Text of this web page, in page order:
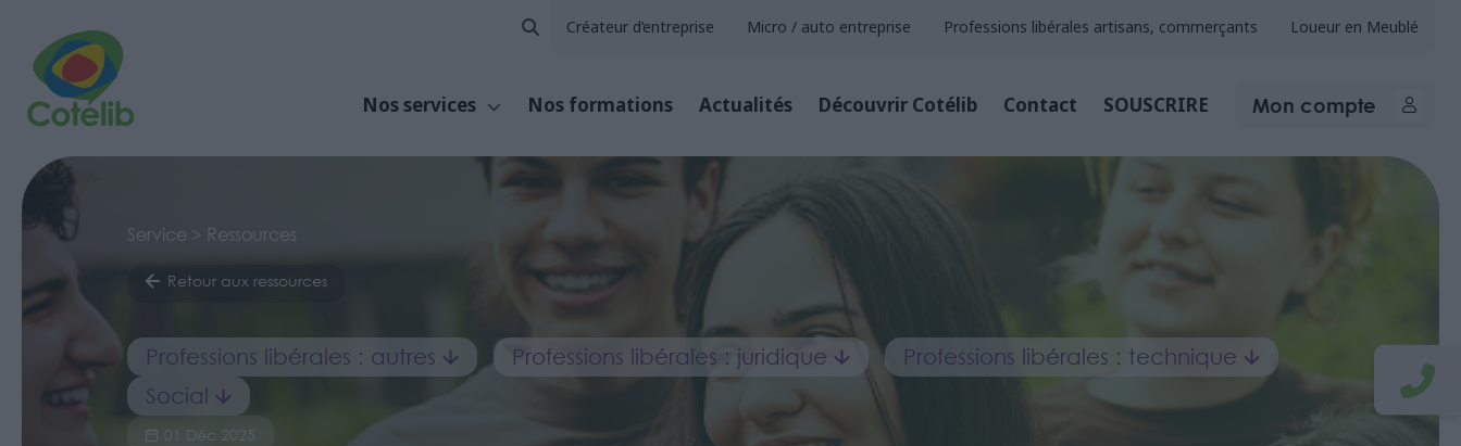
Créateur d’entreprise Micro / auto entreprise Professions libérales artisans, commerçants Loueur en Meublé
Nos services Nos formations Actualités Découvrir Cotélib Contact SOUSCRIRE Mon compte
Service > Ressources
Retour aux ressources
Professions libérales : autres Professions libérales : juridique
Professions libérales : technique
Social
01 Déc 2025